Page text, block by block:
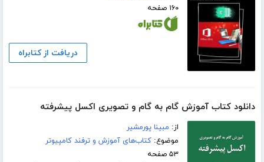
۱۶۰ صفحه
دریافت از کتابراه
دانلود کتاب آموزش گام به گام و تصویری اکسل پیشرفته
از: مبینا پورمشیر
موضوع:کتاب‌های آموزش و ترفند کامپیوتر
۵۳ صفحه